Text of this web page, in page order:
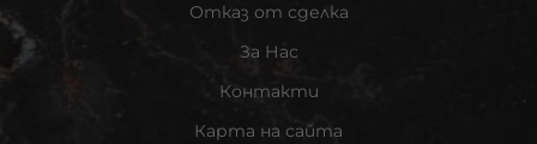
Отказ от сделка
За Нас
Контакти
Карта на сайта